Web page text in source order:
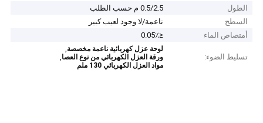
الطول
0.5/2.5 م حسب الطلب
السطح
ناعمة/لا وجود لعيب كبير
أمتصاص الماء
≤0.05٪
تسليط الضوء:
لوحة عزل كهربائية ناعمة مخصصة,
ورقة العزل الكهربائي من نوع العصا,
مواد العزل الكهربائي 130 ملم